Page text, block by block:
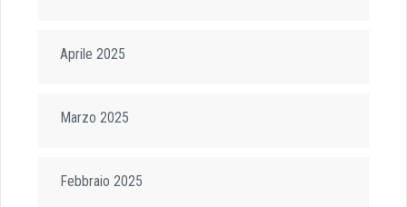
Aprile 2025
Marzo 2025
Febbraio 2025